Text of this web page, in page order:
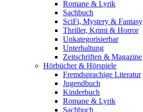
Romane & Lyrik
Sachbuch
SciFi, Mystery & Fantasy
Thriller, Krimi & Horror
Unkategorisierbar
Unterhaltung
Zeitschriften & Magazine
Hörbücher & Hörspiele
Fremdsprachige Literatur
Jugendbuch
Kinderbuch
Romane & Lyrik
Sachbuch